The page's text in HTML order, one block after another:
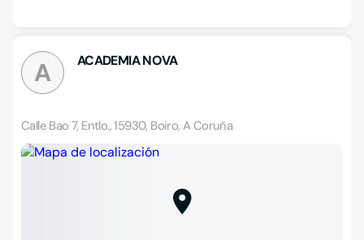
A ACADEMIA NOVA
Calle Bao 7, Entlo., 15930, Boiro, A Coruña